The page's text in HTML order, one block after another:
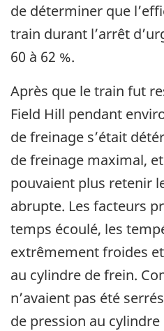
de déterminer que
train durant l’arrêt
60 à 62 %.
Après que le train fut
Field Hill pendant
de freinage s’était
de freinage maximal,
pouvaient plus retenir
abrupte. Les facteurs
temps écoulé, les
extrêmement froides
au cylindre de frein.
n’avaient pas été
de pression au